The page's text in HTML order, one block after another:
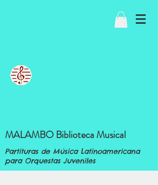
MALAMBO Biblioteca Musical
Partituras de Música Latinoamericana
para Orquestas Juveniles